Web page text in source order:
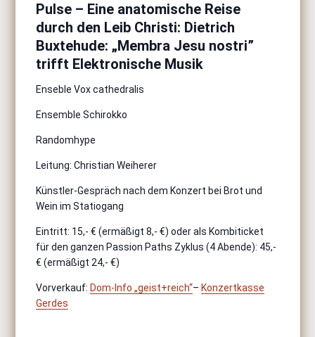
Pulse – Eine anatomische Reise
durch den Leib Christi: Dietrich
Buxtehude: „Membra Jesu nostri”
trifft Elektronische Musik
Enseble Vox cathedralis
Ensemble Schirokko
Randomhype
Leitung: Christian Weiherer
Künstler-Gespräch nach dem Konzert bei Brot und
Wein im Statiogang
Eintritt: 15,- € (ermäßigt 8,- €) oder als Kombiticket
für den ganzen Passion Paths Zyklus (4 Abende): 45,-
€ (ermäßigt 24,- €)
Vorverkauf: Dom-Info „geist+reich“– Konzertkasse
Gerdes